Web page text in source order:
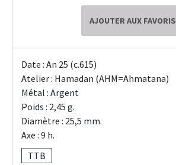
AJOUTER AUX FAVORIS
Date : An 25 (c.615)
Atelier : Hamadan (AHM=Ahmatana)
Métal : Argent
Poids : 2,45 g.
Diamètre : 25,5 mm.
Axe : 9 h.
TTB